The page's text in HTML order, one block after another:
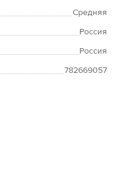
Средняя
Россия
Россия
782669057